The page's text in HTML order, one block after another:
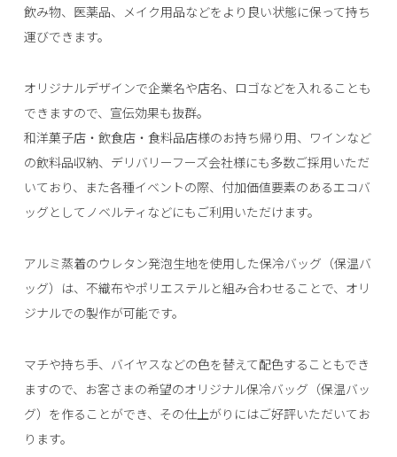
飲み物、医薬品、メイク用品などをより良い状態に保って持ち
運びできます。
オリジナルデザインで企業名や店名、ロゴなどを入れることも
できますので、宣伝効果も抜群。
和洋菓子店・飲食店・食料品店様のお持ち帰り用、ワインなど
の飲料品収納、デリバリーフーズ会社様にも多数ご採用いただ
いており、また各種イベントの際、付加価値要素のあるエコバ
ッグとしてノベルティなどにもご利用いただけます。
アルミ蒸着のウレタン発泡生地を使用した保冷バッグ（保温バ
ッグ）は、不織布やポリエステルと組み合わせることで、オリ
ジナルでの製作が可能です。
マチや持ち手、バイヤスなどの色を替えて配色することもでき
ますので、お客さまの希望のオリジナル保冷バッグ（保温バッ
グ）を作ることができ、その仕上がりにはご好評いただいてお
ります。